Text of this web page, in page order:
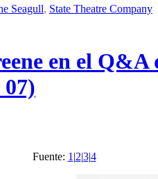
Seagull, State Theatre Company
en el
Fuente: 1 |2|3|4